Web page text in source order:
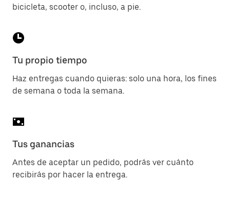
bicicleta, scooter o, incluso, a pie.
Tu propio tiempo
Haz entregas cuando quieras: solo una hora, los fines
de semana o toda la semana.
Tus ganancias
Antes de aceptar un pedido, podrás ver cuánto
recibirás por hacer la entrega.